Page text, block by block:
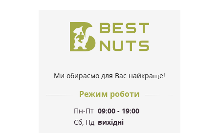
Ми обираємо для Вас найкраще!
Режим роботи
Пн-Пт 09:00 - 19:00
Сб, Нд вихідні